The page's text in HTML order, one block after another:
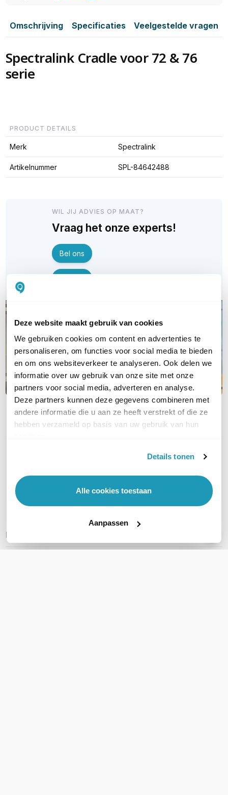
Deze website maakt gebruik van cookies
We gebruiken cookies om content en advertenties te
personaliseren, om functies voor social media te bieden
en om ons websiteverkeer te analyseren. Ook delen we
informatie over uw gebruik van onze site met onze
partners voor social media, adverteren en analyse.
Deze partners kunnen deze gegevens combineren met
andere informatie die u aan ze heeft verstrekt of die ze
hebben verzameld op basis van uw gebruik van hun
Details tonen
Alle cookies toestaan
Aanpassen
Omschrijving Specificaties Veelgestelde vragen
Spectralink Cradle voor 72 & 76
serie
PRODUCT DETAILS
Merk Spectralink
Artikelnummer SPL-84642488
WIL JIJ ADVIES OP MAAT?
Vraag het onze experts!
Bel ons
OVER DIT PRODUCT
REVIEWS